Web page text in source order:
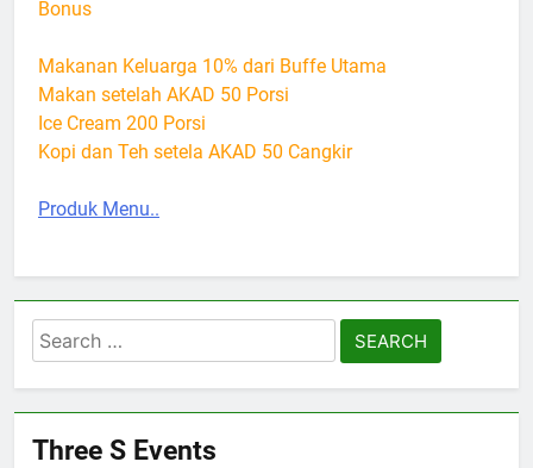
Bonus
Makanan Keluarga 10% dari Buffe Utama
Makan setelah AKAD 50 Porsi
Ice Cream 200 Porsi
Kopi dan Teh setela AKAD 50 Cangkir
Produk Menu..
Search
for:
Three S Events